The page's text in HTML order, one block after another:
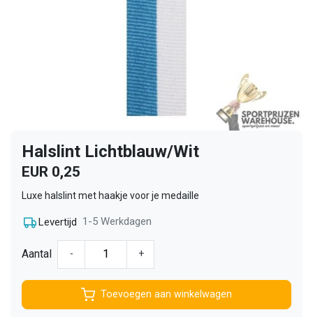
Halslint Lichtblauw/Wit
EUR 0,25
Luxe halslint met haakje voor je medaille
Levertijd 1-5 Werkdagen
Aantal - +
Toevoegen aan winkelwagen